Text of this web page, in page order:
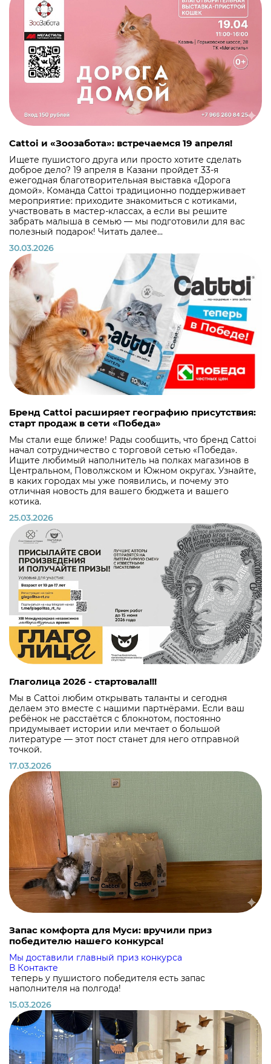
Cattoi и «Зоозабота»: встречаемся 19 апреля!
Ищете пушистого друга или просто хотите сделать
доброе дело? 19 апреля в Казани пройдет 33-я
ежегодная благотворительная выставка «Дорога
домой». Команда Cattoi традиционно поддерживает
мероприятие: приходите знакомиться с котиками,
участвовать в мастер-классах, а если вы решите
забрать малыша в семью — мы подготовили для вас
полезный подарок! Читать далее...
30.03.2026
Бренд Cattoi расширяет географию присутствия:
старт продаж в сети «Победа»
Мы стали еще ближе! Рады сообщить, что бренд Cattoi
начал сотрудничество с торговой сетью «Победа».
Ищите любимый наполнитель на полках магазинов в
Центральном, Поволжском и Южном округах. Узнайте,
в каких городах мы уже появились, и почему это
отличная новость для вашего бюджета и вашего
котика.
25.03.2026
Глаголица 2026 - стартовала!!!
Мы в Cattoi любим открывать таланты и сегодня
делаем это вместе с нашими партнёрами. Если ваш
ребёнок не расстаётся с блокнотом, постоянно
придумывает истории или мечтает о большой
литературе — этот пост станет для него отправной
точкой.
17.03.2026
Запас комфорта для Муси: вручили приз
победителю нашего конкурса!
Мы доставили главный приз конкурса
В Контакте
теперь у пушистого победителя есть запас
наполнителя на полгода!
15.03.2026